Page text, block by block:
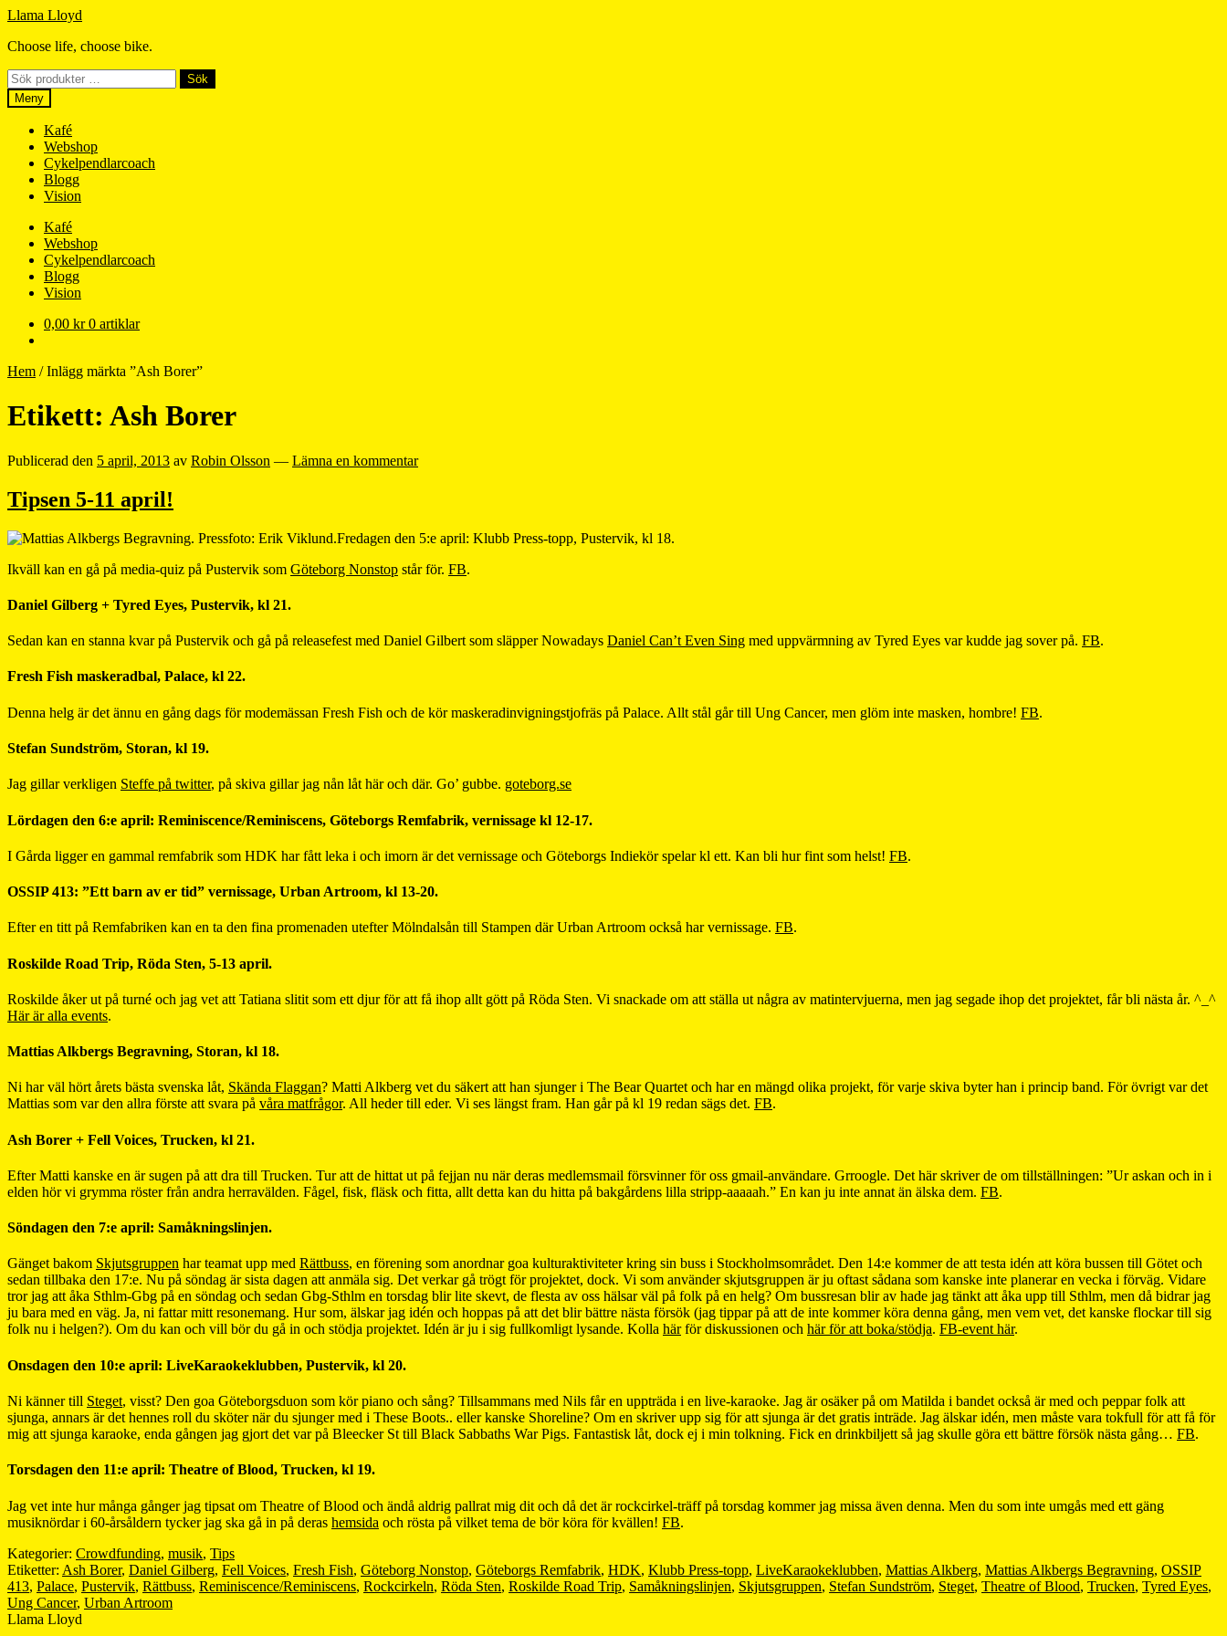
Hoppa
navigering
Hoppa
innehåll
Llama Lloyd
Choose life, choose bike.
Sök
efter:
Sök
Meny
Kafé
Webshop
Cykelpendlarcoach
Blogg
Vision
Kafé
Webshop
Cykelpendlarcoach
Blogg
Vision
0,00 kr 0 artiklar
Hem /Inlägg märkta ”Ash Borer”
Etikett: Ash Borer
Publicerad den 5 april, 2013 av Robin Olsson — Lämna en kommentar
Tipsen 5-11 april!
Fredagen den 5:e april: Klubb Press-topp, Pustervik, kl 18.
Ikväll kan en gå på media-quiz på Pustervik som Göteborg Nonstop står för. FB.
Daniel Gilberg + Tyred Eyes, Pustervik, kl 21.
Sedan kan en stanna kvar på Pustervik och gå på releasefest med Daniel Gilbert som släpper Nowadays Daniel Can’t Even Sing med uppvärmning av Tyred Eyes var kudde jag sover på. FB.
Fresh Fish maskeradbal, Palace, kl 22.
Denna helg är det ännu en gång dags för modemässan Fresh Fish och de kör maskeradinvigningstjofräs på Palace. Allt stål går till Ung Cancer, men glöm inte masken, hombre! FB.
Stefan Sundström, Storan, kl 19.
Jag gillar verkligen Steffe på twitter, på skiva gillar jag nån låt här och där. Go’ gubbe. goteborg.se
Lördagen den 6:e april: Reminiscence/Reminiscens, Göteborgs Remfabrik, vernissage kl 12-17.
I Gårda ligger en gammal remfabrik som HDK har fått leka i och imorn är det vernissage och Göteborgs Indiekör spelar kl ett. Kan bli hur fint som helst! FB.
OSSIP 413: ”Ett barn av er tid” vernissage, Urban Artroom, kl 13-20.
Efter en titt på Remfabriken kan en ta den fina promenaden utefter Mölndalsån till Stampen där Urban Artroom också har vernissage. FB.
Roskilde Road Trip, Röda Sten, 5-13 april.
Roskilde åker ut på turné och jag vet att Tatiana slitit som ett djur för att få ihop allt gött på Röda Sten. Vi snackade om att ställa ut några av matintervjuerna, men jag segade ihop det projektet, får bli nästa år. ^_^
Här är alla events.
Mattias Alkbergs Begravning, Storan, kl 18.
Ni har väl hört årets bästa svenska låt, Skända Flaggan? Matti Alkberg vet du säkert att han sjunger i The Bear Quartet och har en mängd olika projekt, för varje skiva byter han i princip band. För övrigt var det
Mattias som var den allra förste att svara på våra matfrågor. All heder till eder. Vi ses längst fram. Han går på kl 19 redan sägs det. FB.
Ash Borer + Fell Voices, Trucken, kl 21.
Efter Matti kanske en är sugen på att dra till Trucken. Tur att de hittat ut på fejjan nu när deras medlemsmail försvinner för oss gmail-användare. Grroogle. Det här skriver de om tillställningen: ”Ur askan och in i
elden hör vi grymma röster från andra herravälden. Fågel, fisk, fläsk och fitta, allt detta kan du hitta på bakgårdens lilla stripp-aaaaah.” En kan ju inte annat än älska dem. FB.
Söndagen den 7:e april: Samåkningslinjen.
Gänget bakom Skjutsgruppen har teamat upp med Rättbuss, en förening som anordnar goa kulturaktiviteter kring sin buss i Stockholmsområdet. Den 14:e kommer de att testa idén att köra bussen till Götet och
sedan tillbaka den 17:e. Nu på söndag är sista dagen att anmäla sig. Det verkar gå trögt för projektet, dock. Vi som använder skjutsgruppen är ju oftast sådana som kanske inte planerar en vecka i förväg. Vidare
tror jag att åka Sthlm-Gbg på en söndag och sedan Gbg-Sthlm en torsdag blir lite skevt, de flesta av oss hälsar väl på folk på en helg? Om bussresan blir av hade jag tänkt att åka upp till Sthlm, men då bidrar jag
ju bara med en väg. Ja, ni fattar mitt resonemang. Hur som, älskar jag idén och hoppas på att det blir bättre nästa försök (jag tippar på att de inte kommer köra denna gång, men vem vet, det kanske flockar till sig
folk nu i helgen?). Om du kan och vill bör du gå in och stödja projektet. Idén är ju i sig fullkomligt lysande. Kolla härför diskussionen och här för att boka/stödja. FB-event här.
Onsdagen den 10:e april: LiveKaraokeklubben, Pustervik, kl 20.
Ni känner till Steget, visst? Den goa Göteborgsduon som kör piano och sång? Tillsammans med Nils får en uppträda i en live-karaoke. Jag är osäker på om Matilda i bandet också är med och peppar folk att
sjunga, annars är det hennes roll du sköter när du sjunger med i These Boots.. eller kanske Shoreline? Om en skriver upp sig för att sjunga är det gratis inträde. Jag älskar idén, men måste vara tokfull för att få för
mig att sjunga karaoke, enda gången jag gjort det var på Bleecker St till Black Sabbaths War Pigs. Fantastisk låt, dock ej i min tolkning. Fick en drinkbiljett så jag skulle göra ett bättre försök nästa gång… FB.
Torsdagen den 11:e april: Theatre of Blood, Trucken, kl 19.
Jag vet inte hur många gånger jag tipsat om Theatre of Blood och ändå aldrig pallrat mig dit och då det är rockcirkel-träff på torsdag kommer jag missa även denna. Men du som inte umgås med ett gäng
musiknördar i 60-årsåldern tycker jag ska gå in på deras hemsida och rösta på vilket tema de bör köra för kvällen! FB.
Kategorier: Crowdfunding, musik, Tips
Etiketter: Ash Borer, Daniel Gilberg, Fell Voices, Fresh Fish, Göteborg Nonstop, Göteborgs Remfabrik, HDK, Klubb Press-topp, LiveKaraokeklubben, Mattias Alkberg, Mattias Alkbergs Begravning, OSSIP
413, Palace, Pustervik, Rättbuss, Reminiscence/Reminiscens, Rockcirkeln, Röda Sten, Roskilde Road Trip, Samåkningslinjen, Skjutsgruppen, Stefan Sundström, Steget, Theatre of Blood, Trucken, Tyred Eyes,
Ung Cancer, Urban Artroom
Llama Lloyd